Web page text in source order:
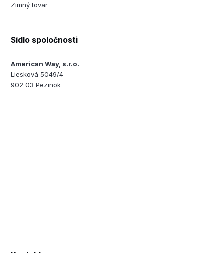
Zimný tovar
Sídlo spoločnosti
American Way, s.r.o.
Liesková 5049/4
902 03 Pezinok